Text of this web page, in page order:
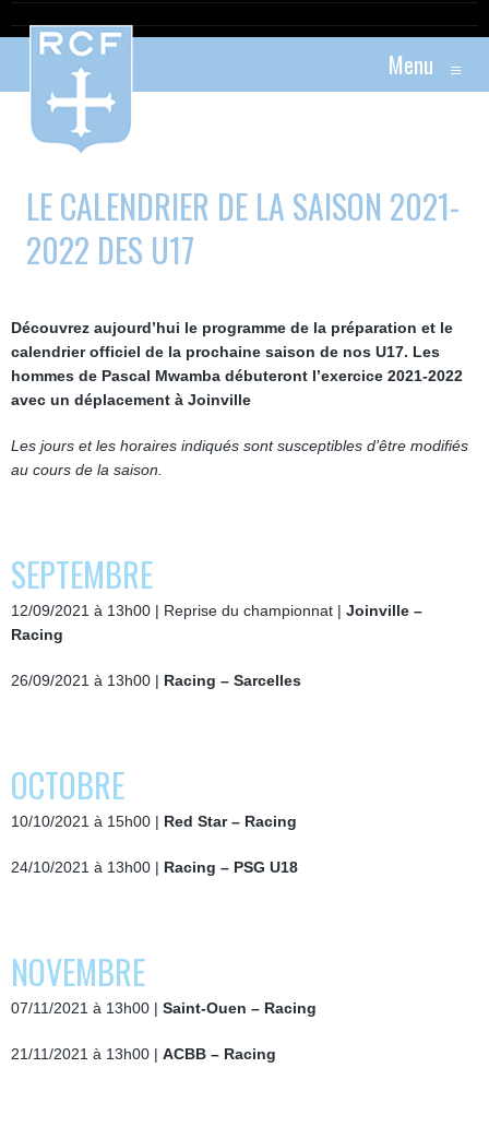
Menu ≡
LE CALENDRIER DE LA SAISON 2021-
2022 DES U17
Découvrez aujourd’hui le programme de la préparation et le
calendrier officiel de la prochaine saison de nos U17. Les
hommes de Pascal Mwamba débuteront l’exercice 2021-2022
avec un déplacement à Joinville
Les jours et les horaires indiqués sont susceptibles d’être modifiés
au cours de la saison.
SEPTEMBRE
12/09/2021 à 13h00 | Reprise du championnat | Joinville –
Racing
26/09/2021 à 13h00 | Racing – Sarcelles
OCTOBRE
10/10/2021 à 15h00 | Red Star – Racing
24/10/2021 à 13h00 | Racing – PSG U18
NOVEMBRE
07/11/2021 à 13h00 | Saint-Ouen – Racing
21/11/2021 à 13h00 | ACBB – Racing